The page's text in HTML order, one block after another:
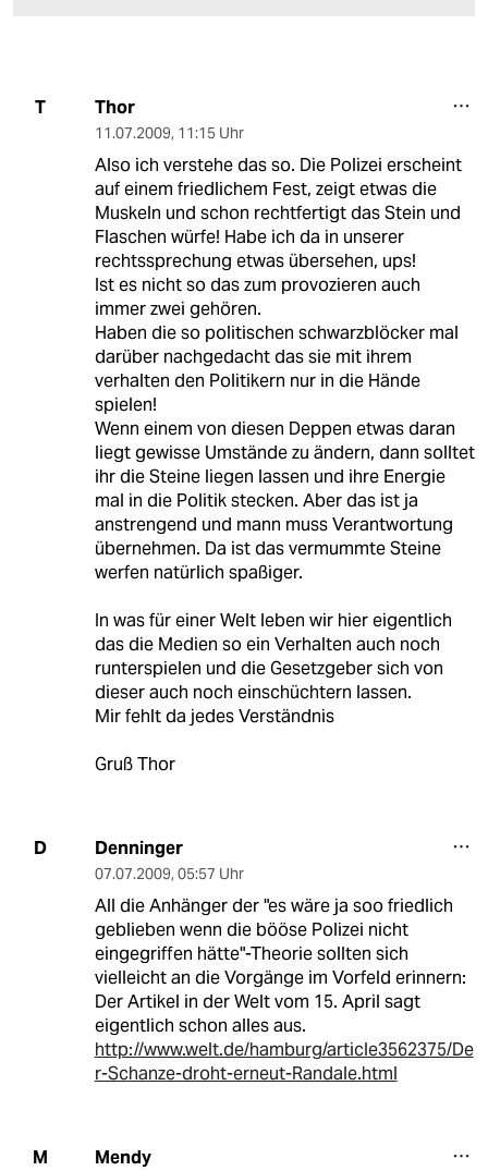
T Thor
11.07.2009, 11:15 Uhr
Also ich verstehe das so. Die Polizei erscheint
auf einem friedlichem Fest, zeigt etwas die
Muskeln und schon rechtfertigt das Stein und
Flaschen würfe! Habe ich da in unserer
rechtssprechung etwas übersehen, ups!
Ist es nicht so das zum provozieren auch
immer zwei gehören.
Haben die so politischen schwarzblöcker mal
darüber nachgedacht das sie mit ihrem
verhalten den Politikern nur in die Hände
spielen!
Wenn einem von diesen Deppen etwas daran
liegt gewisse Umstände zu ändern, dann solltet
ihr die Steine liegen lassen und ihre Energie
mal in die Politik stecken. Aber das ist ja
anstrengend und mann muss Verantwortung
übernehmen. Da ist das vermummte Steine
werfen natürlich spaßiger.
In was für einer Welt leben wir hier eigentlich
das die Medien so ein Verhalten auch noch
runterspielen und die Gesetzgeber sich von
dieser auch noch einschüchtern lassen.
Mir fehlt da jedes Verständnis
Gruß Thor
D Denninger
07.07.2009, 05:57 Uhr
All die Anhänger der "es wäre ja soo friedlich
geblieben wenn die bööse Polizei nicht
eingegriffen hätte"-Theorie sollten sich
vielleicht an die Vorgänge im Vorfeld erinnern:
Der Artikel in der Welt vom 15. April sagt
eigentlich schon alles aus.
http://www.welt.de/hamburg/article3562375/De
r-Schanze-droht-erneut-Randale.html
M Mendy